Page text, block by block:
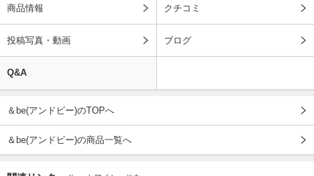
商品情報 クチコミ
投稿写真・動画 ブログ
Q&A
＆be(アンドビー)のTOPへ
＆be(アンドビー)の商品一覧へ